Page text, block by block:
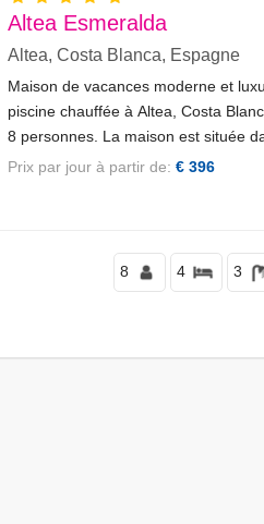
Altea Esmeralda
Altea, Costa Blanca, Espagne
Maison de vacances moderne et
piscine chauffée à Altea, Costa
8 personnes. La maison est située
résidentiel côtier et vallonné, à 4 km
Prix par jour à partir de: € 396
8 4 3